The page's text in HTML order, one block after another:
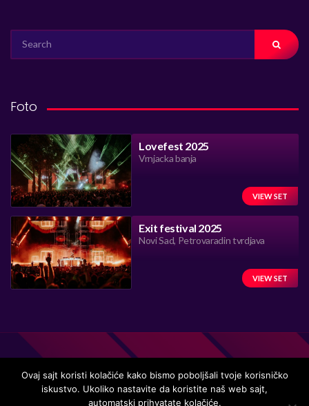
FOR:
Foto
Lovefest 2025
Vrnjacka banja
VIEW SET
Exit festival 2025
Novi Sad, Petrovaradin tvrdjava
VIEW SET
Handmade in Serbia 15 years ago, while listening to the great
Ovaj sajt koristi kolačiće kako bismo poboljšali tvoje korisničko
iskustvo. Ukoliko nastavite da koristite naš web sajt,
automatski prihvatate kolačiće.